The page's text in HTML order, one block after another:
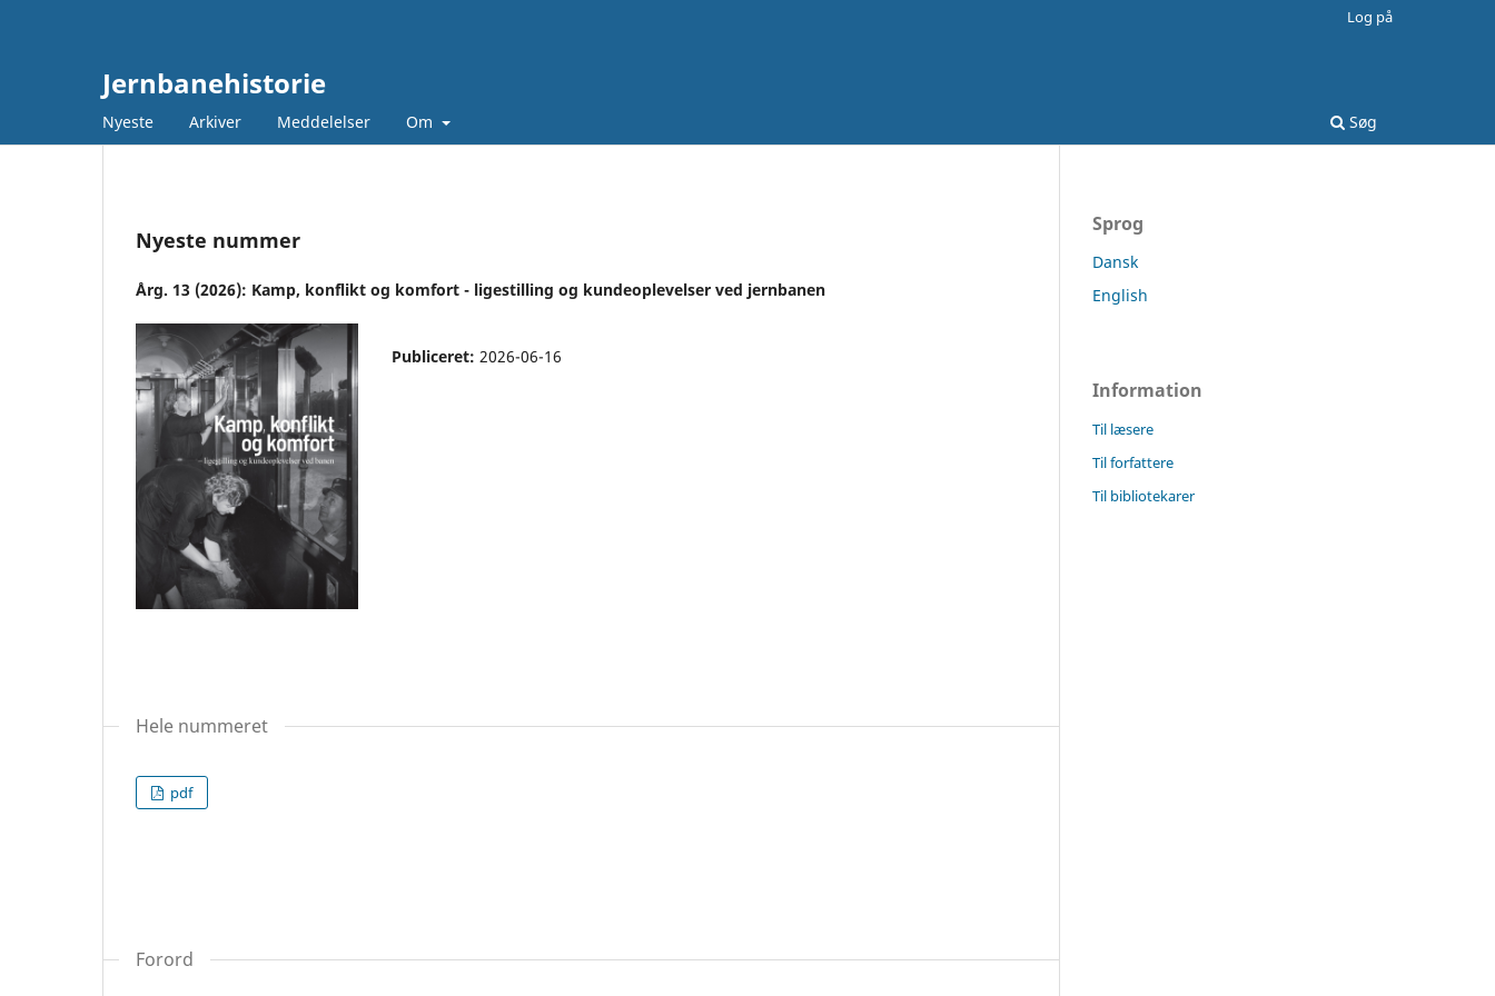
Jernbanehistorie
Nyeste Arkiver Meddelelser Om Søg
Log på
Nyeste nummer
Årg. 13 (2026): Kamp, konflikt og komfort - ligestilling og kundeoplevelser ved jernbanen
Publiceret: 2026-06-16
Hele nummeret
pdf
Forord
Sprog
Dansk
English
Information
Til læsere
Til forfattere
Til bibliotekarer